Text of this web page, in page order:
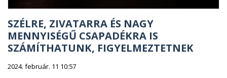
SZÉLRE, ZIVATARRA ÉS NAGY
MENNYISÉGŰ CSAPADÉKRA IS
SZÁMÍTHATUNK, FIGYELMEZTETNEK
2024. február. 11 10:57